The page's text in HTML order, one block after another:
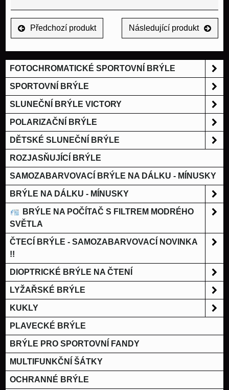
Předchozí produkt Následující produkt
FOTOCHROMATICKÉ SPORTOVNÍ BRÝLE
SPORTOVNÍ BRÝLE
SLUNEČNÍ BRÝLE VICTORY
POLARIZAČNÍ BRÝLE
DĚTSKÉ SLUNEČNÍ BRÝLE
ROZJASŇUJÍCÍ BRÝLE
SAMOZABARVOVACÍ BRÝLE NA DÁLKU - MÍNUSKY
BRÝLE NA DÁLKU - MÍNUSKY
BRÝLE NA POČÍTAČ S FILTREM MODRÉHO
SVĚTLA
ČTECÍ BRÝLE - SAMOZABARVOVACÍ NOVINKA
!!
DIOPTRICKÉ BRÝLE NA ČTENÍ
LYŽAŘSKÉ BRÝLE
KUKLY
PLAVECKÉ BRÝLE
BRÝLE PRO SPORTOVNÍ FANDY
MULTIFUNKČNÍ ŠÁTKY
OCHRANNÉ BRÝLE